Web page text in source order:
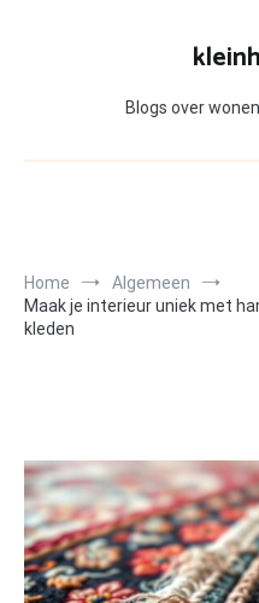
Blogs over
Home
Algemeen
Maak je interieur uniek met
kleden